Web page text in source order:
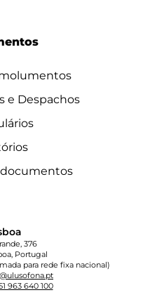
e Despachos
documentos
376
Portugal
para rede fixa nacional)
963 640 100